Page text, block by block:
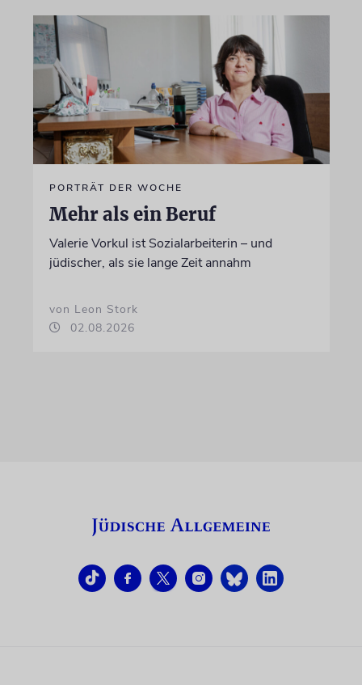
PORTRÄT DER WOCHE
Mehr als ein Beruf
Valerie Vorkul ist Sozialarbeiterin – und
jüdischer, als sie lange Zeit annahm
von Leon Stork
02.08.2026